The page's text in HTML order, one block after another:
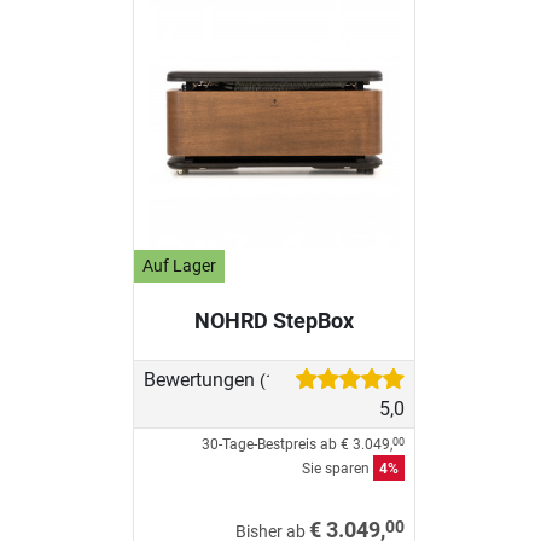
Auf Lager
NOHRD StepBox
Bewertungen (1)
5,0
30-Tage-Bestpreis ab € 3.049,00
Sie sparen 4%
Bisher ab€ 3.049,00